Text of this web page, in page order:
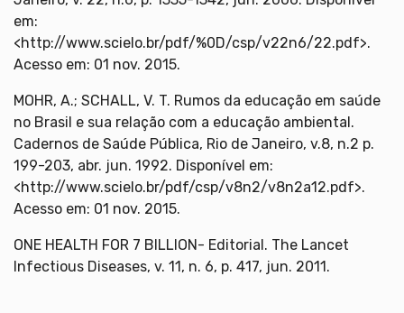
em:
<http://www.scielo.br/pdf/%0D/csp/v22n6/22.pdf>.
Acesso em: 01 nov. 2015.
MOHR, A.; SCHALL, V. T. Rumos da educação em saúde
no Brasil e sua relação com a educação ambiental.
Cadernos de Saúde Pública, Rio de Janeiro, v.8, n.2 p.
199-203, abr. jun. 1992. Disponível em:
<http://www.scielo.br/pdf/csp/v8n2/v8n2a12.pdf>.
Acesso em: 01 nov. 2015.
ONE HEALTH FOR 7 BILLION- Editorial. The Lancet
Infectious Diseases, v. 11, n. 6, p. 417, jun. 2011.